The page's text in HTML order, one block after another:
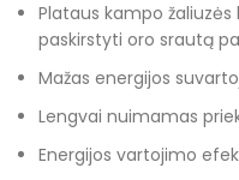
Plataus kampo
paskirstyti oro srautą
Mažas energijos
Lengvai nuimamas
Energijos vartojimo